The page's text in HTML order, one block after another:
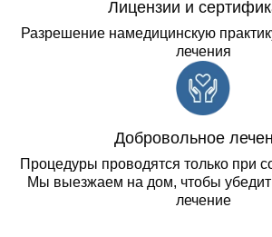
Лицензии и
Разрешение намедицинскую
лечения
Добровольное
Процедуры проводятся только при
Мы выезжаем на дом, чтобы
лечение